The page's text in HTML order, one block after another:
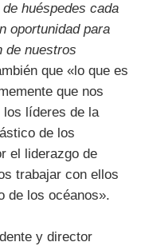
huéspedes cada
oportunidad para
de nuestros
que «lo que es
que nos
los líderes de la
de los
el liderazgo de
trabajar con ellos
de los océanos».
y director